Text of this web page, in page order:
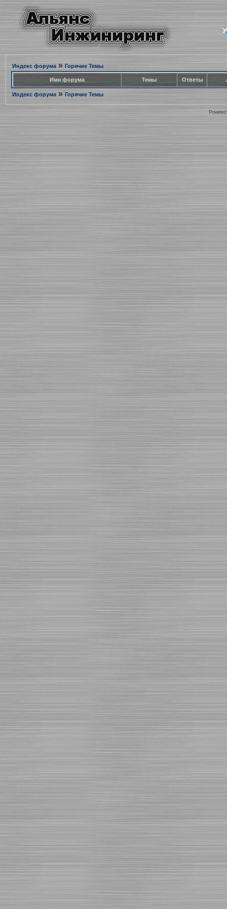
Индекс форума» Горячие Темы
Имя форума Темы Ответы
Индекс форума» Горячие Темы